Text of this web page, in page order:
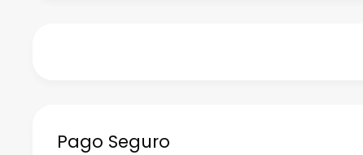
Pago Seguro